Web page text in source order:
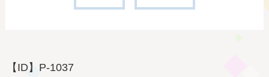
【ID】 P-1037